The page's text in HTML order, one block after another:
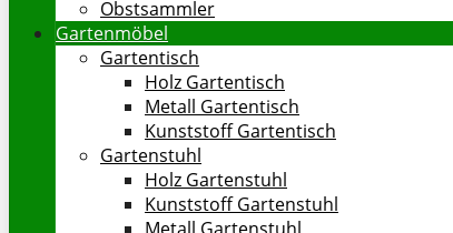
Obstsammler
Gartenmöbel
Gartentisch
Holz Gartentisch
Metall Gartentisch
Kunststoff Gartentisch
Gartenstuhl
Holz Gartenstuhl
Kunststoff Gartenstuhl